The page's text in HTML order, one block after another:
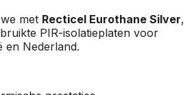
met Recticel Eurothane Silver,
PIR-isolatieplaten voor
en Nederland.